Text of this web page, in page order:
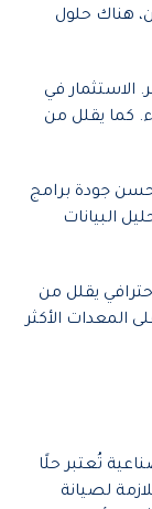
هناك حلول
الاستثمار في
كما يقلل من
يُحسن جودة برامج
البيانات
يقلل من
المعدات الأكثر
تُعتبر حلًا
لصيانة